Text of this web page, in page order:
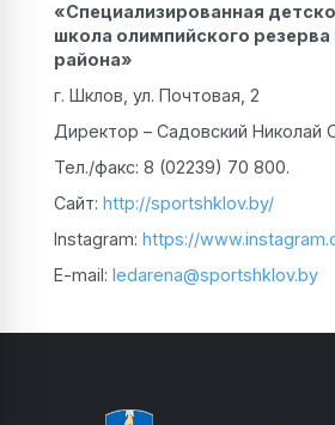
«Специализированная
школа олимпийского
района»
г. Шклов, ул. Почтовая, 2
Директор – Садовский Николай
Тел./факс: 8 (02239) 70 800.
Сайт: http://sportshklov.by/
Instagram: https://
E-mail: ledarena@sportshklov.by